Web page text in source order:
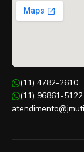
(11) 4782-2610
(11) 96861-5122